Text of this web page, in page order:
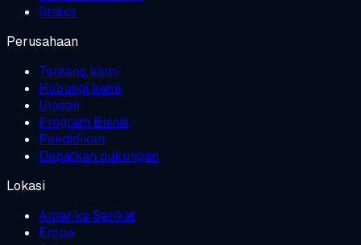
Status
Perusahaan
Tentang kami
Hubungi kami
Ulasan
Program Bisnis
Pendidikan
Dapatkan dukungan
Lokasi
Amerika Serikat
Eropa